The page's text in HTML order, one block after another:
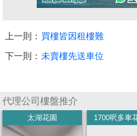
上一則： 買樓皆因租樓難
下一則： 未賣樓先送車位
代理公司樓盤推介
太湖花園 1700呎多車